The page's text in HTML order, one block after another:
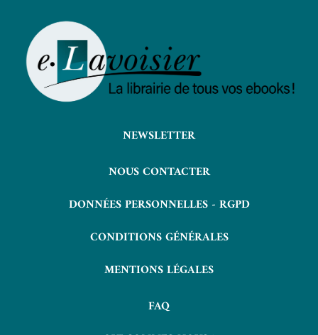
NEWSLETTER
NOUS CONTACTER
DONNÉES PERSONNELLES - RGPD
CONDITIONS GÉNÉRALES
MENTIONS LÉGALES
FAQ